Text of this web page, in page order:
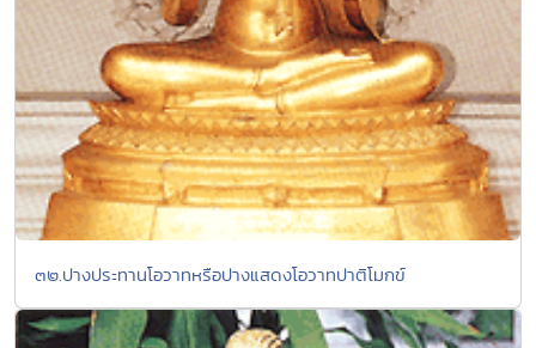
๓๒.ปางประทานโอวาทหรือปางแสดงโอวาทปาติโมกข์